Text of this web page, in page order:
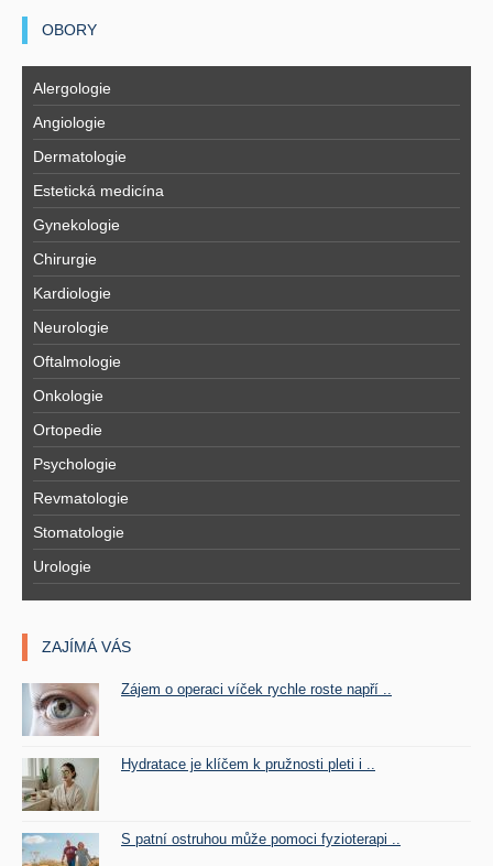
OBORY
Alergologie
Angiologie
Dermatologie
Estetická medicína
Gynekologie
Chirurgie
Kardiologie
Neurologie
Oftalmologie
Onkologie
Ortopedie
Psychologie
Revmatologie
Stomatologie
Urologie
ZAJÍMÁ VÁS
Zájem o operaci víček rychle roste napří ..
Hydratace je klíčem k pružnosti pleti i ..
S patní ostruhou může pomoci fyzioterapi ..